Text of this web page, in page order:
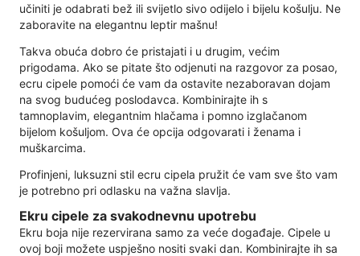
učiniti je odabrati bež ili svijetlo sivo odijelo i bijelu košulju. Ne
zaboravite na elegantnu leptir mašnu!
Takva obuća dobro će pristajati i u drugim, većim
prigodama. Ako se pitate što odjenuti na razgovor za posao,
ecru cipele pomoći će vam da ostavite nezaboravan dojam
na svog budućeg poslodavca. Kombinirajte ih s
tamnoplavim, elegantnim hlačama i pomno izglačanom
bijelom košuljom. Ova će opcija odgovarati i ženama i
muškarcima.
Profinjeni, luksuzni stil ecru cipela pružit će vam sve što vam
je potrebno pri odlasku na važna slavlja.
Ekru cipele za svakodnevnu upotrebu
Ekru boja nije rezervirana samo za veće događaje. Cipele u
ovoj boji možete uspješno nositi svaki dan. Kombinirajte ih sa